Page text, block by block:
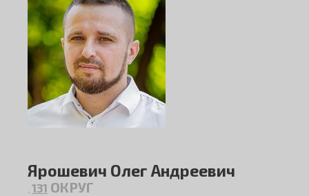
Ярошевич Олег Андреевич
131 ОКРУГ